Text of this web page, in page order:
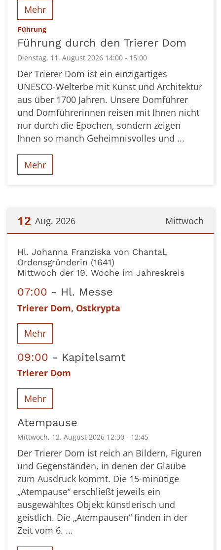
Mehr
Führung:
Führung durch den Trierer Dom
Dienstag, 11. August 2026 14:00 - 15:00
Der Trierer Dom ist ein einzigartiges
UNESCO-Welterbe mit Kunst und Architektur
aus über 1700 Jahren. Unsere Domführer
und Domführerinnen reisen mit Ihnen nicht
nur durch die Epochen, sondern zeigen
Ihnen so manch Geheimnisvolles und ...
Mehr
Mittwoch
12 Aug. 2026
Hl. Johanna Franziska von Chantal,
Ordensgründerin (1641)
Mittwoch der 19. Woche im Jahreskreis
07:00 Hl. Messe
Trierer Dom, Ostkrypta
Mehr
09:00 Kapitelsamt
Trierer Dom
Mehr
Atempause
Mittwoch, 12. August 2026 12:30 - 12:45
Der Trierer Dom ist reich an Bildern, Figuren
und Gegenständen, in denen der Glaube
zum Ausdruck kommt. Die 15-minütige
„Atempause“ erschließt jeweils ein
ausgewähltes Objekt künstlerisch und
geistlich. Die „Atempausen“ finden in der
Zeit vom 6. ...